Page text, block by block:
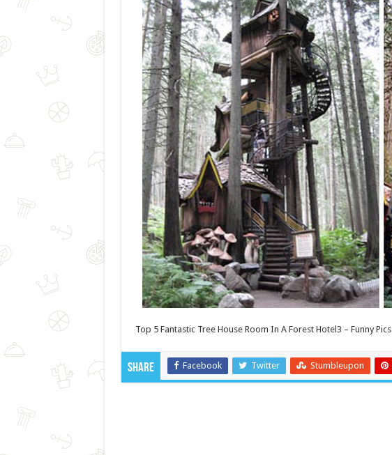
Top 5 Fantastic Tree House Room In A Forest Hotel3 – Funny Pics
Share Facebook Twitter Stumbleupon